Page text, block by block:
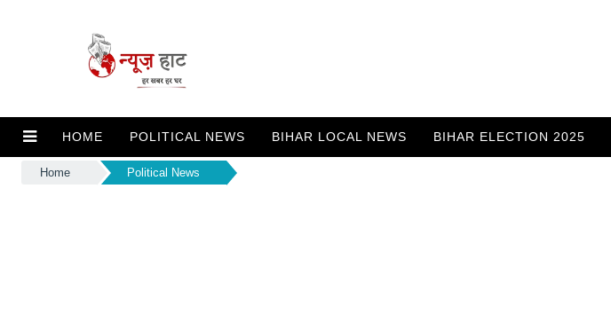
HOME POLITICAL NEWS BIHAR LOCAL NEWS BIHAR ELECTION 2025
Home Political News